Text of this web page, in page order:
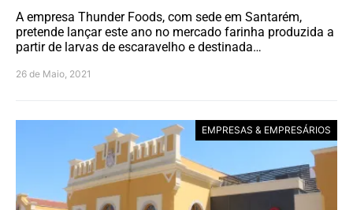
A empresa Thunder Foods, com sede em Santarém,
pretende lançar este ano no mercado farinha produzida a
partir de larvas de escaravelho e destinada…
26 de Maio, 2021
EMPRESAS & EMPRESÁRIOS